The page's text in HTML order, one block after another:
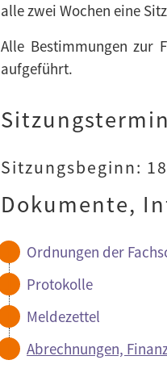
alle zwei Wochen eine
Alle Bestimmungen zur
aufgeführt.
Sitzungsbeginn:
Dokumente,
Ordnungen der
Protokolle
Meldezettel
Abrechnungen,